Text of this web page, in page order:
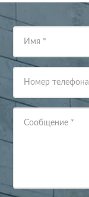
Имя *
Номер телефона
Сообщение *